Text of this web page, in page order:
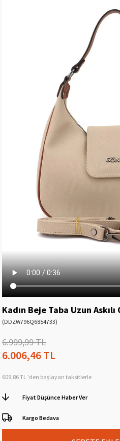
Kadın Beje Taba Uzun Askılı
(DDZW796Q6854733)
6.999,99 TL
6.006,46 TL
609,86 TL 'den başlayan taksitlerle
Fiyat Düşünce Haber Ver
Kargo Bedava